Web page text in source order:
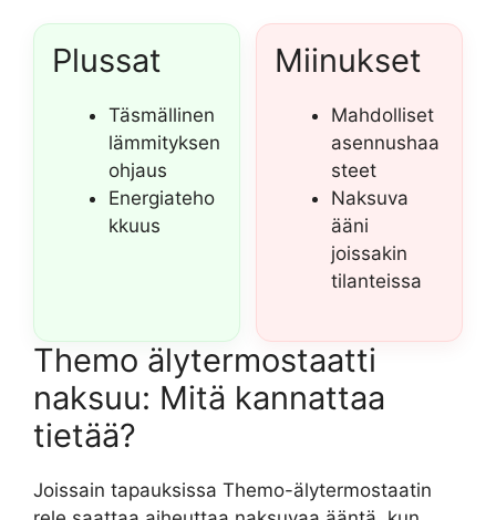
Plussat
Täsmällinen
lämmityksen
ohjaus
Energiateho
kkuus
Miinukset
Mahdolliset
asennushaa
steet
Naksuva
ääni
joissakin
tilanteissa
Themo älytermostaatti
naksuu: Mitä kannattaa
tietää?
Joissain tapauksissa Themo-älytermostaatin